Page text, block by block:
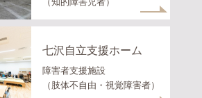
七沢自立支援ホーム
障害者支援施設
（肢体不自由・視覚障害者）